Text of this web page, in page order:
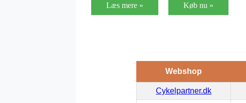
Læs mere » Køb nu »
Webshop
Cykelpartner.dk